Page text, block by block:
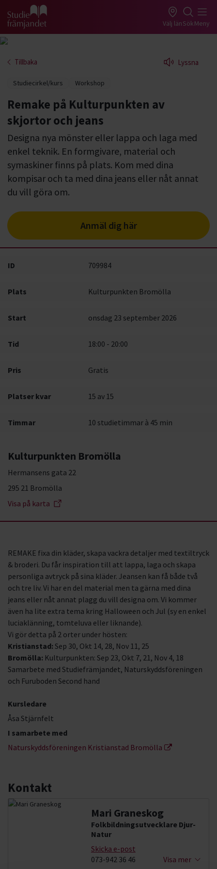
Gå till studiefrämjandets startsida Välj länSökMeny
Tillbaka Lyssna
Studiecirkel/kurs Workshop
Remake på Kulturpunkten av
skjortor och jeans
Designa nya mönster eller lappa och laga med
enkel teknik. En formgivare, material och
symaskiner finns på plats. Kom med dina
kompisar och ta med dina jeans eller nåt annat
du vill göra om.
Anmäl dig här
ID 709984
Plats Kulturpunkten Bromölla
Start onsdag 23 september 2026
Tid 18:00 - 20:00
Pris Gratis
Platser kvar 15 av 15
Timmar 10 studietimmar à 45 min
Kulturpunkten Bromölla
Hermansens gata 22
295 21 Bromölla
Visa på karta
REMAKE fixa din kläder, skapa vackra detaljer med textiltryck
& broderi. Du får inspiration till att lappa, laga och skapa
personliga avtryck på sina kläder. Jeansen kan få både två
och tre liv. Vi har en del material men ta gärna med dina
jeans eller nåt annat plagg du vill designa om. Vi kommer
även ha lite extra tema kring Halloween och Jul (sy en enkel
luciaklänning, tomteluva eller liknande).
Vi gör detta på 2 orter under hösten:
Kristianstad: Sep 30, Okt 14, 28, Nov 11, 25
Bromölla: Kulturpunkten: Sep 23, Okt 7, 21, Nov 4, 18
Samarbete med Studiefrämjandet, Naturskyddsföreningen
och Furuboden Second hand
Kursledare
Åsa Stjärnfelt
I samarbete med
Naturskyddsföreningen Kristianstad Bromölla
Kontakt
Mari Graneskog
Folkbildningsutvecklare Djur-
Natur
Skicka e-post
073-942 36 46
Visa mer